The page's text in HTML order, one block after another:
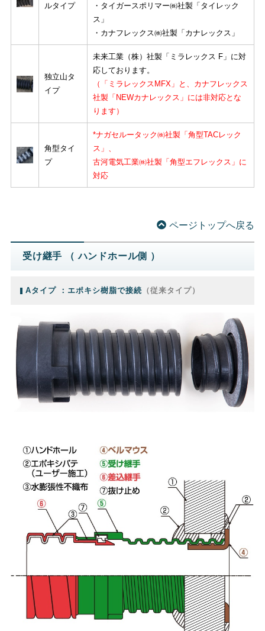
ルタイプ
・タイガースポリマー㈱社製「タイレック
ス」
・カナフレックス㈱社製「カナレックス」
独立山タ
イプ
未来工業（株）社製「ミラレックス F」に対
応しております。
（「ミラレックスMFX」と、カナフレックス
社製「NEWカナレックス」には非対応とな
ります）
角型タイ
プ
*ナガセルータック㈱社製「角型TACレック
ス」、
古河電気工業㈱社製「角型エフレックス」に
対応
ページトップへ戻る
受け継手 （ ハンドホール側 ）
Aタイプ ：エポキシ樹脂で接続 （従来タイプ）